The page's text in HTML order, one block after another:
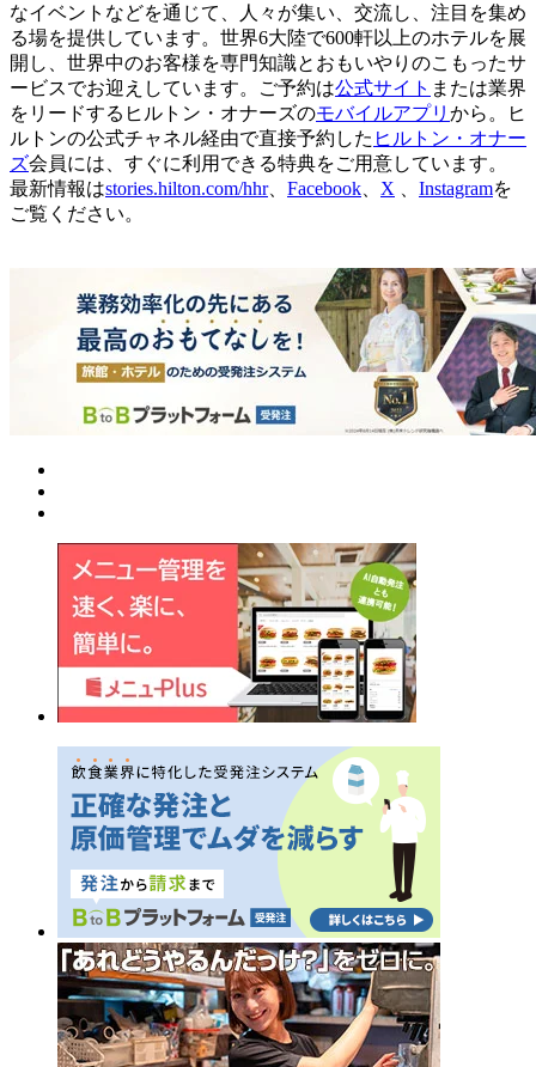
なイベントなどを通じて、人々が集い、交流し、注目を集め
る場を提供しています。世界6大陸で600軒以上のホテルを展
開し、世界中のお客様を専門知識とおもいやりのこもったサ
ービスでお迎えしています。ご予約は公式サイト または業界
をリードするヒルトン・オナーズのモバイルアプリ から。ヒ
ルトンの公式チャネル経由で直接予約した ヒルトン・オナー
ズ会員には、すぐに利用できる特典をご用意しています。
最新情報はstories.hilton.com/hhr、 Facebook X Instagramを
ご覧ください。